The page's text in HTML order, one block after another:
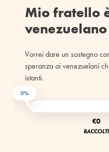
Mio fratello
venezuelano
Vorrei dare un sostegno
speranza ai venezuelani
istanti.
0%
€0
RACCOLTI